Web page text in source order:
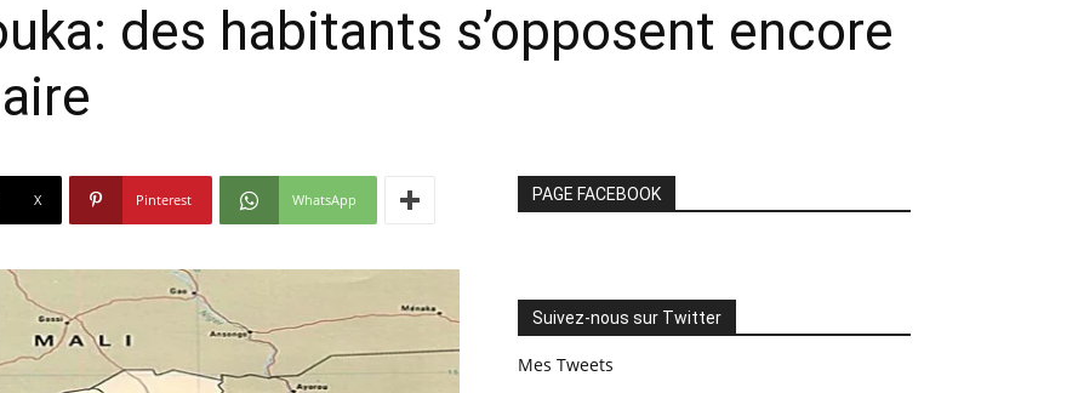
des habitants s’opposent encore
X Pinterest WhatsApp PAGE FACEBOOK
Suivez-nous sur Twitter
Mes Tweets